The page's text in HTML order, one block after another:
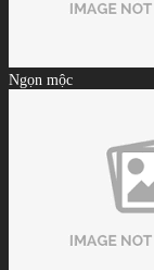
Ngọn mộc